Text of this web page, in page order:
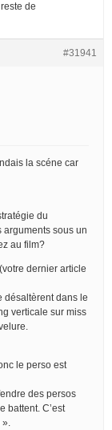
de
#31941
la scéne car
du
sous un
au film?
dernier article
désaltèrent dans le
verticale sur miss
le perso est
des persos
battent. C’est